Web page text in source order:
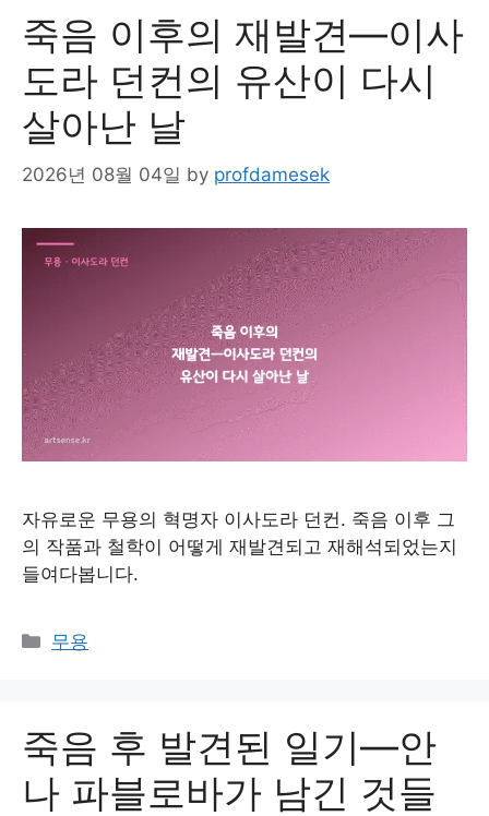
죽음 이후의 재발견—이사
도라 던컨의 유산이 다시
살아난 날
2026년 08월 04일 by profdamesek
자유로운 무용의 혁명자 이사도라 던컨. 죽음 이후 그
의 작품과 철학이 어떻게 재발견되고 재해석되었는지
들여다봅니다.
Categories
무용
죽음 후 발견된 일기—안
나 파블로바가 남긴 것들